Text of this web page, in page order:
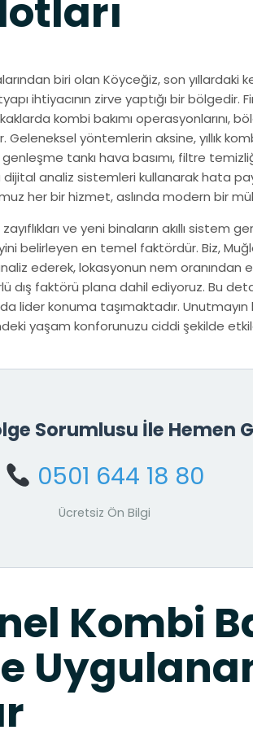
biri olan Köyceğiz, son yıllardaki
ihtiyacının zirve yaptığı bir bölgedir.
kombi bakımı operasyonlarını,
yöntemlerin aksine, yıllık kombi
tankı hava basımı, filtre
analiz sistemleri kullanarak hata
her bir hizmet, aslında modern bir
ve yeni binaların akıllı sistem
belirleyen en temel faktördür. Biz,
ederek, lokasyonun nem oranından
dış faktörü plana dahil ediyoruz. Bu
lider konuma taşımaktadır. Unutmayın
yaşam konforunuzu ciddi şekilde
Sorumlusu İle Hemen
0501 644 18 80
Ücretsiz Ön Bilgi
Kombi